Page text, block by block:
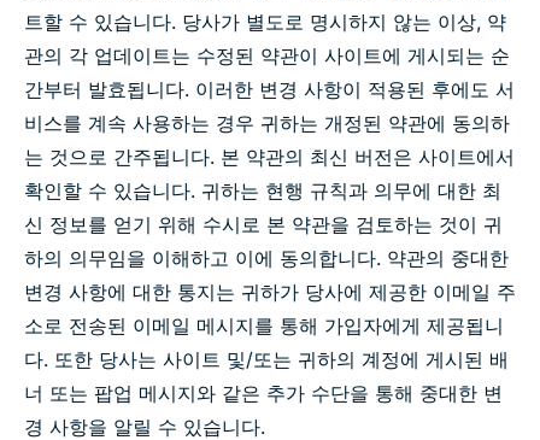
트할 수 있습니다. 당사가 별도로 명시하지 않는 이상, 약
관의 각 업데이트는 수정된 약관이 사이트에 게시되는 순
간부터 발효됩니다. 이러한 변경 사항이 적용된 후에도 서
비스를 계속 사용하는 경우 귀하는 개정된 약관에 동의하
는 것으로 간주됩니다. 본 약관의 최신 버전은 사이트에서
확인할 수 있습니다. 귀하는 현행 규칙과 의무에 대한 최
신 정보를 얻기 위해 수시로 본 약관을 검토하는 것이 귀
하의 의무임을 이해하고 이에 동의합니다. 약관의 중대한
변경 사항에 대한 통지는 귀하가 당사에 제공한 이메일 주
소로 전송된 이메일 메시지를 통해 가입자에게 제공됩니
다. 또한 당사는 사이트 및/또는 귀하의 계정에 게시된 배
너 또는 팝업 메시지와 같은 추가 수단을 통해 중대한 변
경 사항을 알릴 수 있습니다.